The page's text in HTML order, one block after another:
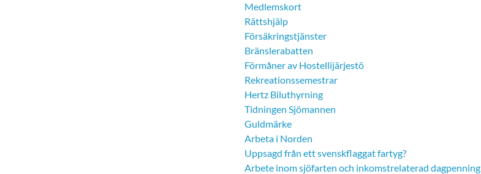
Medlemskort
Rättshjälp
Försäkringstjänster
Bränslerabatten
Förmåner av Hostellijärjestö
Rekreationssemestrar
Hertz Biluthyrning
Tidningen Sjömannen
Guldmärke
Arbeta i Norden
Uppsagd från ett svenskflaggat fartyg?
Arbete inom sjöfarten och inkomstrelaterad dagpenning